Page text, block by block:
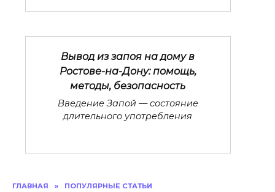
ГЛАВНАЯ » ПОПУЛЯРНЫЕ СТАТЬИ
Вывод из запоя на дому в
Ростове-на-Дону: помощь,
методы, безопасность
Введение Запой — состояние
длительного употребления